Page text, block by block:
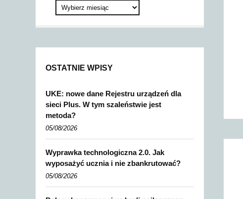
OSTATNIE WPISY
UKE: nowe dane Rejestru urządzeń dla
sieci Plus. W tym szaleństwie jest
metoda?
05/08/2026
Wyprawka technologiczna 2.0. Jak
wyposażyć ucznia i nie zbankrutować?
05/08/2026